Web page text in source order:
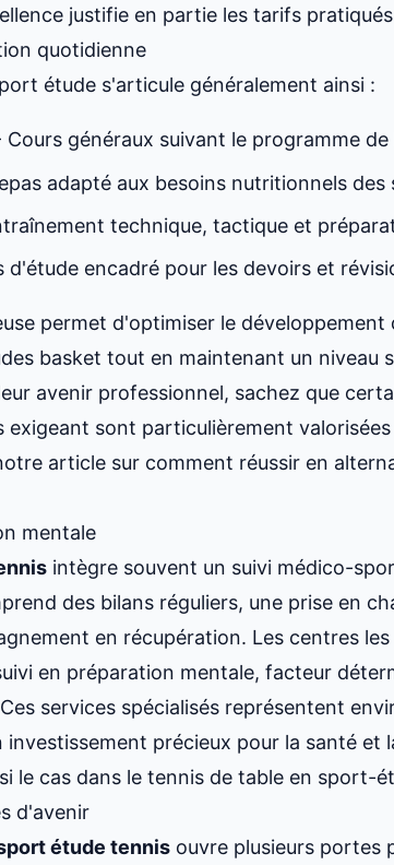
justifie en partie les tarifs
quotidienne
étude s'articule généralement ainsi :
Cours généraux suivant le programme
adapté aux besoins nutritionnels
technique, tactique et
d'étude encadré pour les devoirs et
permet d'optimiser le développement
basket tout en maintenant un niveau
avenir professionnel, sachez que
exigeant sont particulièrement
article sur comment réussir en
mentale
intègre souvent un suivi médico-
des bilans réguliers, une prise en
en récupération. Les centres
en préparation mentale, facteur
services spécialisés représentent
précieux pour la santé et
le cas dans le tennis de table en sport-
d'avenir
étude tennis ouvre plusieurs portes